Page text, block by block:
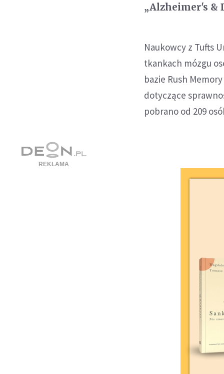
„Alzheimer's &
Naukowcy z Tufts
tkankach mózgu
bazie Rush
dotyczące
pobrano od 209